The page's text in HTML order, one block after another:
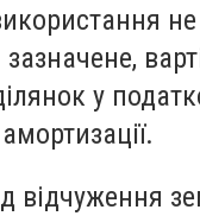
у
відчуження